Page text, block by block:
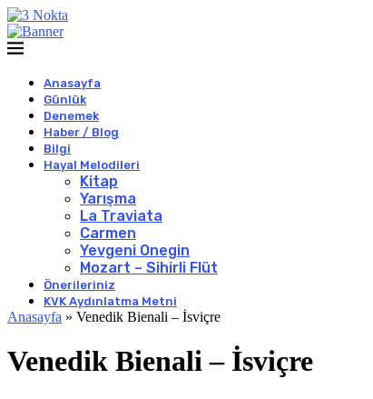
Anasayfa
Günlük
Denemek
Haber / Blog
Bilgi
Hayal Melodileri
Kitap
Yarışma
La Traviata
Carmen
Yevgeni Onegin
Mozart – Sihirli Flüt
Önerileriniz
KVK Aydınlatma Metni
Anasayfa » Venedik Bienali – İsviçre
Venedik Bienali – İsviçre